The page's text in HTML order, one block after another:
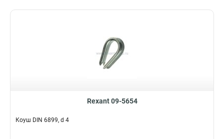
Rexant 09-5654
Коуш DIN 6899, d 4